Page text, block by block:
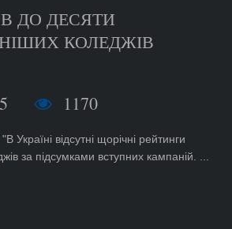
ДО ДЕСЯТИ
КОЛЕДЖІВ
25
1170
Україні відсутні щорічні рейтинги
за підсумками вступних кампаній. ...